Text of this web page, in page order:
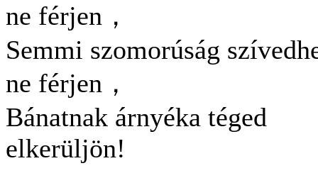
ne férjen，
Semmi szomorúság
ne férjen，
Bánatnak árnyéka téged
elkerüljön!